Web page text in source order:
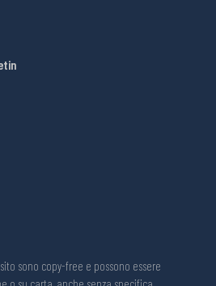
sono copy-free e possono essere